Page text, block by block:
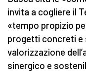
invita a cogliere il
«tempo propizio
progetti concreti e
valorizzazione
sinergico e